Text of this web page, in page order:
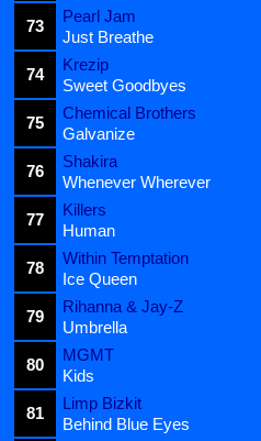
73
Pearl Jam
Just Breathe
74
Krezip
Sweet Goodbyes
75
Chemical Brothers
Galvanize
76
Shakira
Whenever Wherever
77
Killers
Human
78
Within Temptation
Ice Queen
79
Rihanna & Jay-Z
Umbrella
80
MGMT
Kids
81
Limp Bizkit
Behind Blue Eyes